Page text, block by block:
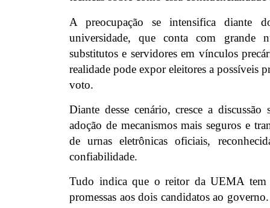
A preocupação se intensifica diante
universidade, que conta com grande
substitutos e servidores em vínculos
realidade pode expor eleitores a possíveis
voto.
Diante desse cenário, cresce a discussão
adoção de mecanismos mais seguros e
de urnas eletrônicas oficiais,
confiabilidade.
Tudo indica que o reitor da UEMA tem
promessas aos dois candidatos ao